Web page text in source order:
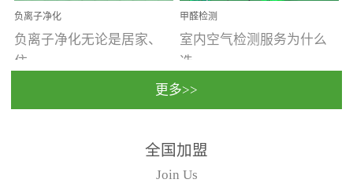
负离子净化
负离子净化无论是居家、
住...
动，人类长时间停留的室
内空间都有整体消毒的需
甲醛检测
室内空气检测服务为什么
选...
行国家规定的标准检测方
法，空气采样量准确，检
更多>>
全国加盟
Join Us